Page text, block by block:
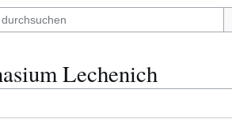
Lechenich